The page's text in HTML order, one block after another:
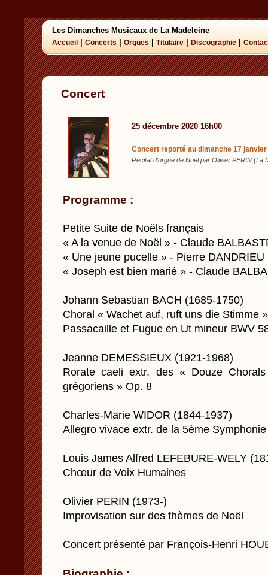
Les Dimanches Musicaux de La Madeleine
Accueil Concerts Orgues Titulaire Discographie
Concert
25 décembre 2020 16h00
Concert reporté au dimanche 17
Récital d'orgue de Noël par Olivier PERIN (La
Programme :
Petite Suite de Noëls français
« A la venue de Noël » - Claude
« Une jeune pucelle » - Pierre DANDRIEU
« Joseph est bien marié » - Claude
Johann Sebastian BACH (1685-1750)
Choral « Wachet auf, ruft uns die Stimme
Passacaille et Fugue en Ut mineur BWV
Jeanne DEMESSIEUX (1921-1968)
Rorate caeli extr. des « Douze
grégoriens » Op. 8
Charles-Marie WIDOR (1844-1937)
Allegro vivace extr. de la 5ème
Louis James Alfred LEFEBURE-WELY
Chœur de Voix Humaines
Olivier PERIN (1973-)
Improvisation sur des thèmes de Noël
Concert présenté par François-Henri